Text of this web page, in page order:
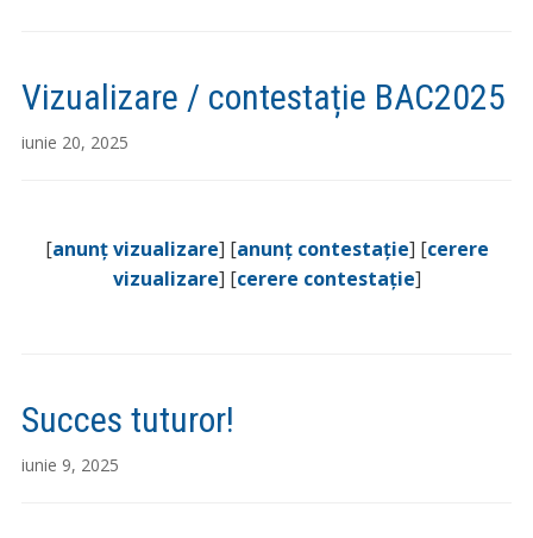
Vizualizare / contestație BAC2025
iunie 20, 2025
[anunț vizualizare] [anunț contestație] [cerere
vizualizare] [cerere contestație]
Succes tuturor!
iunie 9, 2025